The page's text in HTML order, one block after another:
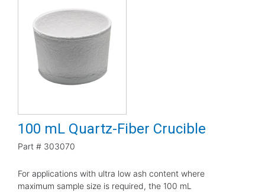
100 mL Quartz-Fiber Crucible
Part # 303070
For applications with ultra low ash content where
maximum sample size is required, the 100 mL